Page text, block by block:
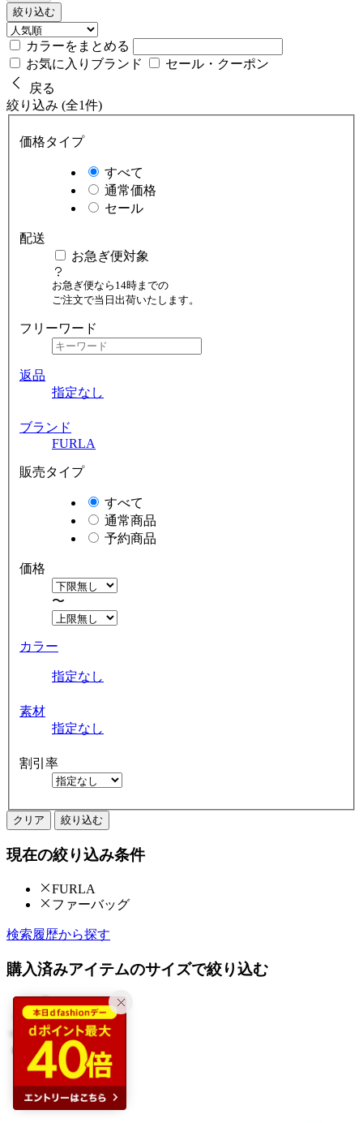
絞り込む
カラーをまとめる
お気に入りブランド
セール・クーポン
戻る
絞り込み (全1件)
価格タイプ
すべて
通常価格
セール
配送
お急ぎ便対象
お急ぎ便なら14時までの
ご注文で当日出荷いたします。
フリーワード
返品
指定なし
ブランド
FURLA
販売タイプ
すべて
通常商品
予約商品
価格
〜
カラー
指定なし
素材
指定なし
割引率
クリア 絞り込む
現在の絞り込み条件
FURLA
ファーバッグ
検索履歴から探す
購入済みアイテムのサイズで絞り込む